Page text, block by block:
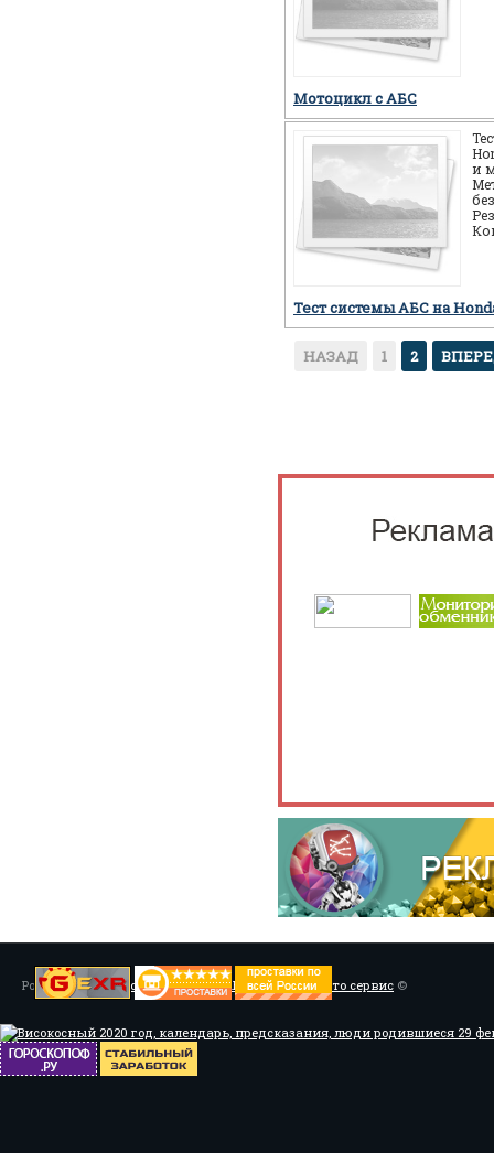
Мотоцикл c АБС
и
Тест системы АБС на
НАЗАД 1 2
Powered byУстановка системы ABS, Тюнинг/Мото сервис ©